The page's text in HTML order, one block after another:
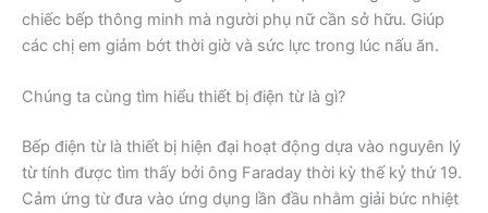
chiếc bếp thông minh mà người phụ nữ cần sở hữu. Giúp
các chị em giảm bớt thời giờ và sức lực trong lúc nấu ăn.
Chúng ta cùng tìm hiểu thiết bị điện từ là gì?
Bếp điện từ là thiết bị hiện đại hoạt động dựa vào nguyên lý
từ tính được tìm thấy bởi ông Faraday thời kỳ thế kỷ thứ 19.
Cảm ứng từ đưa vào ứng dụng lần đầu nhằm giải bức nhiệt